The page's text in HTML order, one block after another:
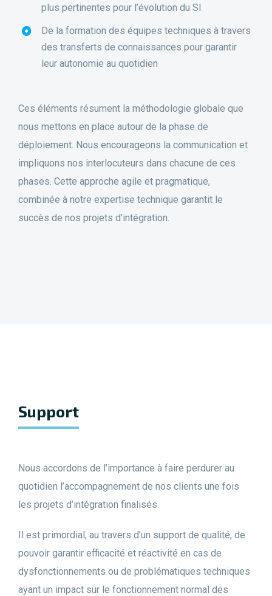
plus pertinentes pour l’évolution du SI
De la formation des équipes techniques à travers
des transferts de connaissances pour garantir
leur autonomie au quotidien
Ces éléments résument la méthodologie globale que
nous mettons en place autour de la phase de
déploiement. Nous encourageons la communication et
impliquons nos interlocuteurs dans chacune de ces
phases. Cette approche agile et pragmatique,
combinée à notre expertise technique garantit le
succès de nos projets d’intégration.
Support
Nous accordons de l’importance à faire perdurer au
quotidien l’accompagnement de nos clients une fois
les projets d’intégration finalisés.
Il est primordial, au travers d’un support de qualité, de
pouvoir garantir efficacité et réactivité en cas de
dysfonctionnements ou de problématiques techniques
ayant un impact sur le fonctionnement normal des